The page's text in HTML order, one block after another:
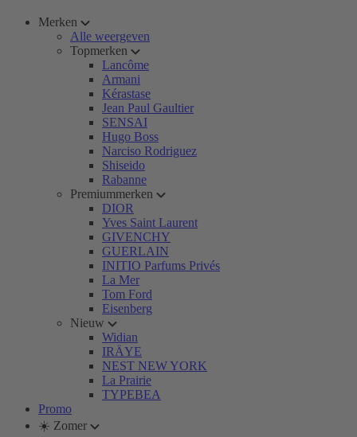
Merken
Alle weergeven
Topmerken
Lancôme
Armani
Kérastase
Jean Paul Gaultier
SENSAI
Hugo Boss
Narciso Rodriguez
Shiseido
Rabanne
Premiummerken
DIOR
Yves Saint Laurent
GIVENCHY
GUERLAIN
INITIO Parfums Privés
La Mer
Tom Ford
Eisenberg
Nieuw
Widian
IRÄYE
NEST NEW YORK
La Prairie
TYPEBEA
Promo
☀️ Zomer